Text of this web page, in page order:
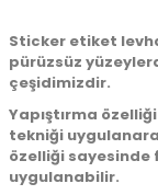
Sticker etiket
pürüzsüz
çeşidimizdir.
Yapıştırma
tekniği
özelliği sayesinde
uygulanabilir.